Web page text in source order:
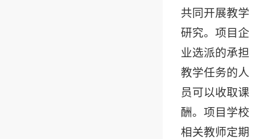
共同开展教学
研究。项目企
业选派的承担
教学任务的人
员可以收取课
酬。项目学校
相关教师定期